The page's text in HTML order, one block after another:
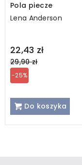
Pola piecze
Lena Anderson
22,43 zł
Regular
price
29,90 zł
-25%
Do koszyka